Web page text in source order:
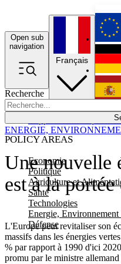
Open sub
navigation
Recherche
POLICY AREAS
Economie
Politique
Agriculture et
Santé
Technologies
Energie, Environnement
Défense
Français
Une nouvelle
est à la
L'Europe peut revitaliser son
massifs dans les énergies
% par rapport à 1990 d'ici
promu par le ministre
ENERGIE,